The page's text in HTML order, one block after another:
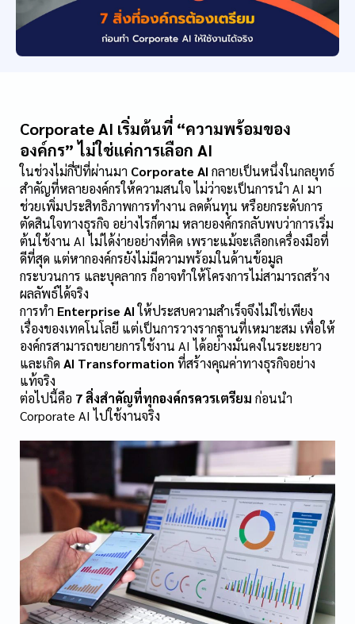
Corporate AI เริ่มต้นที่ “ความพร้อมของ
องค์กร” ไม่ใช่แค่การเลือก AI
ในช่วงไม่กี่ปีที่ผ่านมา Corporate AI กลายเป็นหนึ่งในกลยุทธ์
สำคัญที่หลายองค์กรให้ความสนใจ ไม่ว่าจะเป็นการนำ AI มา
ช่วยเพิ่มประสิทธิภาพการทำงาน ลดต้นทุน หรือยกระดับการ
ตัดสินใจทางธุรกิจ อย่างไรก็ตาม หลายองค์กรกลับพบว่าการเริ่ม
ต้นใช้งาน AI ไม่ได้ง่ายอย่างที่คิด เพราะแม้จะเลือกเครื่องมือที่
ดีที่สุด แต่หากองค์กรยังไม่มีความพร้อมในด้านข้อมูล
กระบวนการ และบุคลากร ก็อาจทำให้โครงการไม่สามารถสร้าง
ผลลัพธ์ได้จริง
การทำ Enterprise AI ให้ประสบความสำเร็จจึงไม่ใช่เพียง
เรื่องของเทคโนโลยี แต่เป็นการวางรากฐานที่เหมาะสม เพื่อให้
องค์กรสามารถขยายการใช้งาน AI ได้อย่างมั่นคงในระยะยาว
และเกิด AI Transformation ที่สร้างคุณค่าทางธุรกิจอย่าง
แท้จริง
ต่อไปนี้คือ 7 สิ่งสำคัญที่ทุกองค์กรควรเตรียม ก่อนนำ
Corporate AI ไปใช้งานจริง